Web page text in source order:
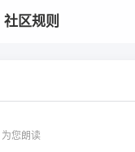
社区规则
为您朗读